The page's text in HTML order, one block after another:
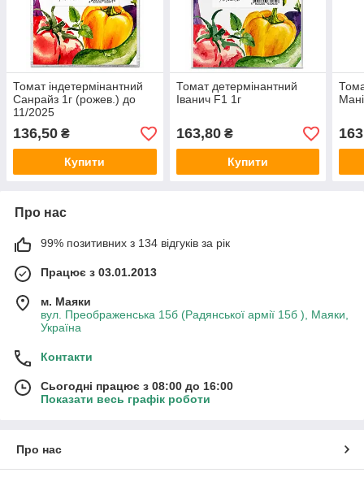
Томат індетермінантний
Санрайз 1г (рожев.) до
11/2025
136,50 ₴
Купити
Томат детермінантний
Іванич F1 1г
163,80₴
Купити
Про нас
99% позитивних з 134 відгуків за рік
Працює з 03.01.2013
м. Маяки
вул. Преображенська 15б (Радянської армії 15б ), Маяки,
Україна
Контакти
Сьогодні працює з 08:00 до 16:00
Показати весь графік роботи
Про нас